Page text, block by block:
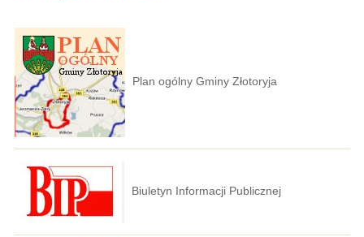
Plan ogólny Gminy Złotoryja
Biuletyn Informacji Publicznej